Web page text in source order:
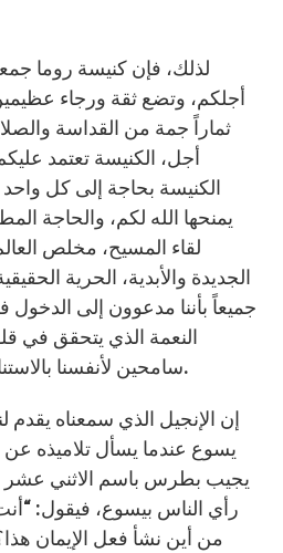
لذلك، فإن كنيسة روما
أجلكم، وتضع ثقة ورجاء
ثماراً جمة من القداسة
أجل، الكنيسة تعتمد
الكنيسة بحاجة إلى كل
يمنحها الله لكم، والحاجة
لقاء المسيح، مخلص
الجديدة والأبدية، الحرية
جميعاً بأننا مدعوون إلى
النعمة الذي يتحقق في
سامحين لأنفسنا بالاستنارة من كلمة الله المعلنة.
إن الإنجيل الذي سمعناه
يسوع عندما يسأل تلاميذه
يجيب بطرس باسم الاثني عشر
من أين نشأ فعل الإيمان